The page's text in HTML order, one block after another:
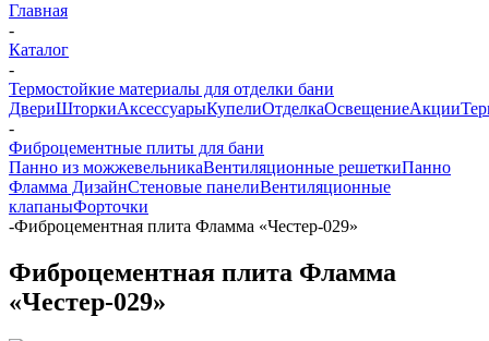
Главная
-
Каталог
-
Термостойкие материалы для отделки бани
ДвериШторкиАксессуарыКупелиОтделкаОсвещениеАкции
-
Фиброцементные плиты для бани
Панно из можжевельникаВентиляционные решеткиПанно
Фламма ДизайнСтеновые панелиВентиляционные
клапаныФорточки
-Фиброцементная плита Фламма «Честер-029»
Фиброцементная плита Фламма
«Честер-029»